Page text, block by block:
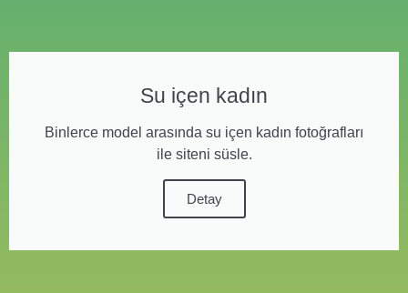
Su içen kadın
Binlerce model arasında su içen kadın fotoğrafları
ile siteni süsle.
Detay